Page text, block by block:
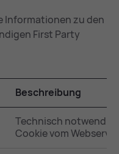
Informationen zu den
First Party
Beschreibung
Technisch
Cookie vom